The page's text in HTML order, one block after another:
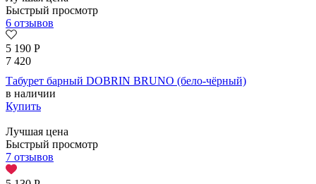
Быстрый просмотр
6 отзывов
5 190 Р
7 420
Табурет барный DOBRIN BRUNO (бело-чёрный)
в наличии
Купить
Лучшая цена
Быстрый просмотр
7 отзывов